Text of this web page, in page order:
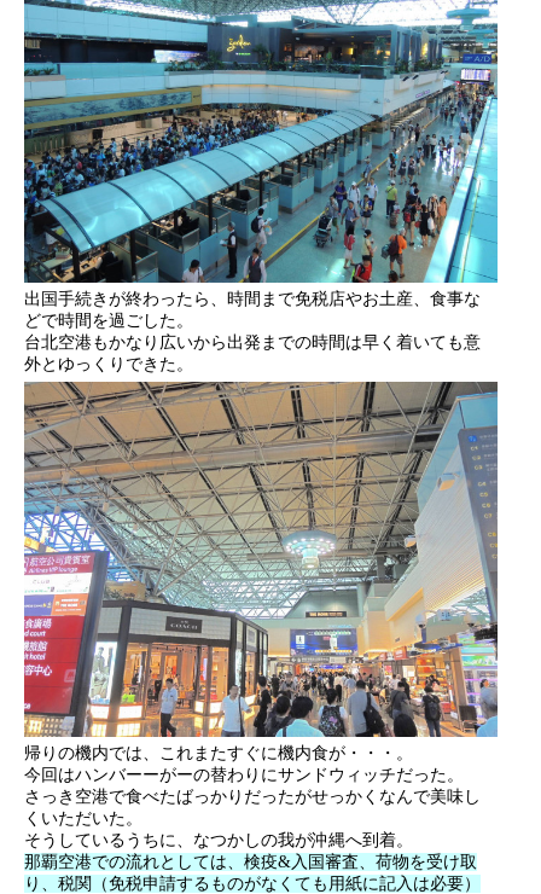
出国手続きが終わったら、時間まで免税店やお土産、食事な
どで時間を過ごした。
台北空港もかなり広いから出発までの時間は早く着いても意
外とゆっくりできた。
帰りの機内では、これまたすぐに機内食が・・・。
今回はハンバーーがーの替わりにサンドウィッチだった。
さっき空港で食べたばっかりだったがせっかくなんで美味し
くいただいた。
そうしているうちに、なつかしの我が沖縄へ到着。
那覇空港での流れとしては、検疫&入国審査、荷物を受け取
り、税関（免税申請するものがなくても用紙に記入は必要）